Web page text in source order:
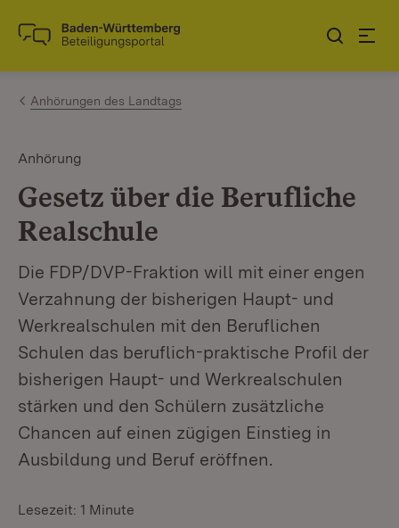
Zum Inhalt springen
Link zur Startseite
Anhörungen des Landtags
Anhörung
Gesetz über die Berufliche
Realschule
Die FDP/DVP-Fraktion will mit einer engen
Verzahnung der bisherigen Haupt- und
Werkrealschulen mit den Beruflichen
Schulen das beruflich-praktische Profil der
bisherigen Haupt- und Werkrealschulen
stärken und den Schülern zusätzliche
Chancen auf einen zügigen Einstieg in
Ausbildung und Beruf eröffnen.
Lesezeit: 1 Minute